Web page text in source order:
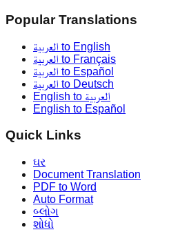
Popular Translations
العربية to English
العربية to Français
العربية to Español
العربية to Deutsch
English to العربية
English to Español
Quick Links
ઘર
Document Translation
PDF to Word
Auto Format
બ્લોગ
શોધો